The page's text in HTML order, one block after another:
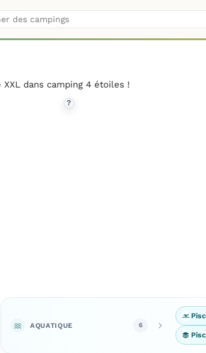
dans camping 4 étoiles !
?
AQUATIQUE 6